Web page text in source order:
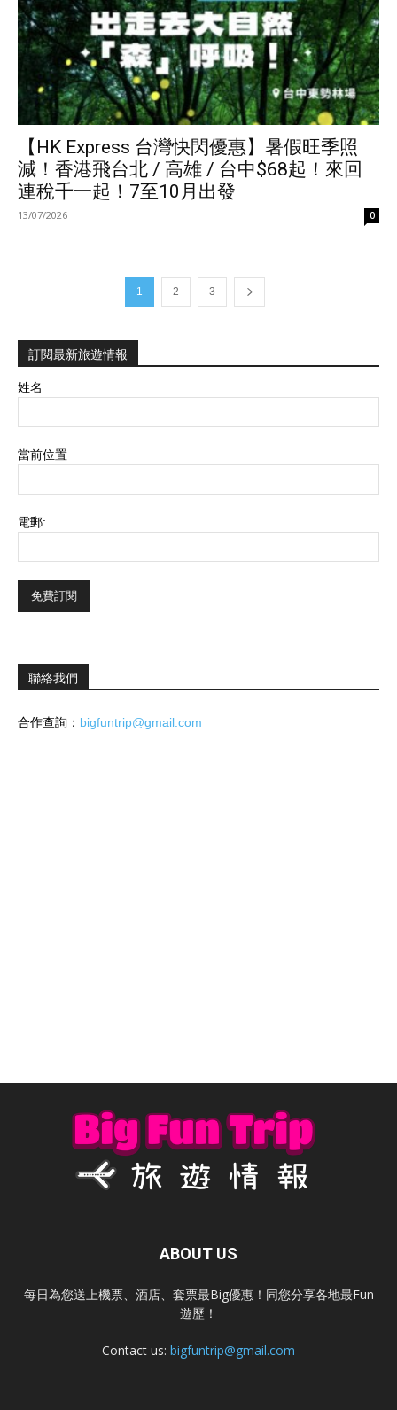
【HK Express 台灣快閃優惠】暑假旺季照
減！香港飛台北 / 高雄 / 台中$68起！來回
連稅千一起！7至10月出發
13/07/2026 0
1 2 3
訂閱最新旅遊情報
姓名
當前位置
電郵:
聯絡我們
合作查詢： bigfuntrip@gmail.com
ABOUT US
每日為您送上機票、酒店、套票最Big優惠！同您分享各地最Fun
遊歷！
Contact us: bigfuntrip@gmail.com